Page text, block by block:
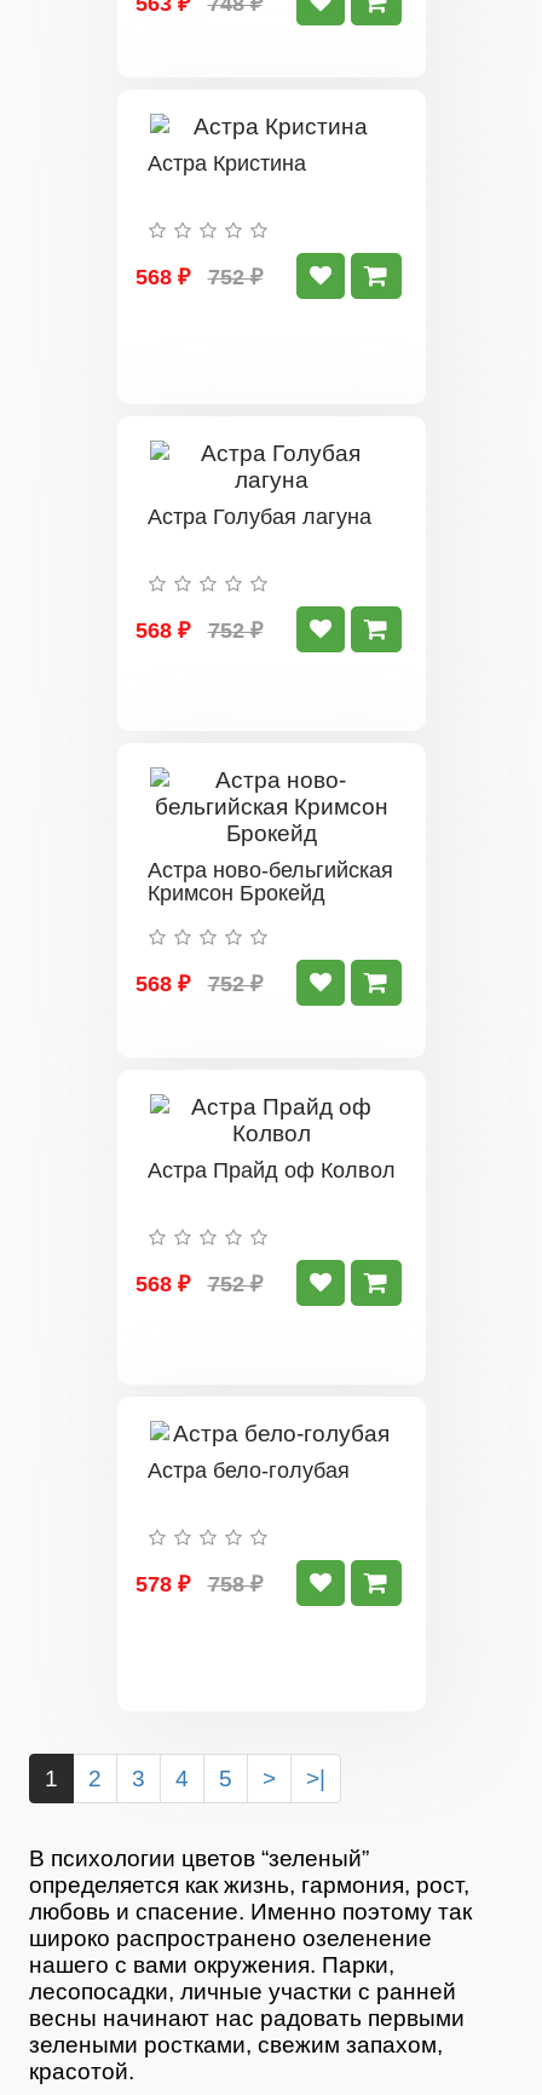
Астра Кристина
568 ₽ 752 ₽
Астра Голубая лагуна
568 ₽ 752 ₽
Астра ново-бельгийская
Кримсон Брокейд
568 ₽ 752 ₽
Астра Прайд оф Колвол
568 ₽ 752 ₽
Астра бело-голубая
578 ₽ 758 ₽
1 2 3 4 5 > >|
В психологии цветов “зеленый”
определяется как жизнь, гармония, рост,
любовь и спасение. Именно поэтому так
широко распространено озеленение
нашего с вами окружения. Парки,
лесопосадки, личные участки с ранней
весны начинают нас радовать первыми
зелеными ростками, свежим запахом,
красотой.